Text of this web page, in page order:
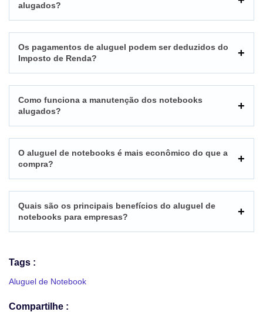
alugados?
Os pagamentos de aluguel podem ser deduzidos do
Imposto de Renda?
Como funciona a manutenção dos notebooks
alugados?
O aluguel de notebooks é mais econômico do que a
compra?
Quais são os principais benefícios do aluguel de
notebooks para empresas?
Tags :
Aluguel de Notebook
Compartilhe :